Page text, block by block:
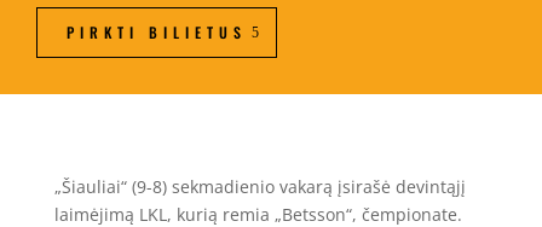
PIRKTI BILIETUS
„Šiauliai“ (9-8) sekmadienio vakarą įsirašė devintąjį
laimėjimą LKL, kurią remia „Betsson“, čempionate.